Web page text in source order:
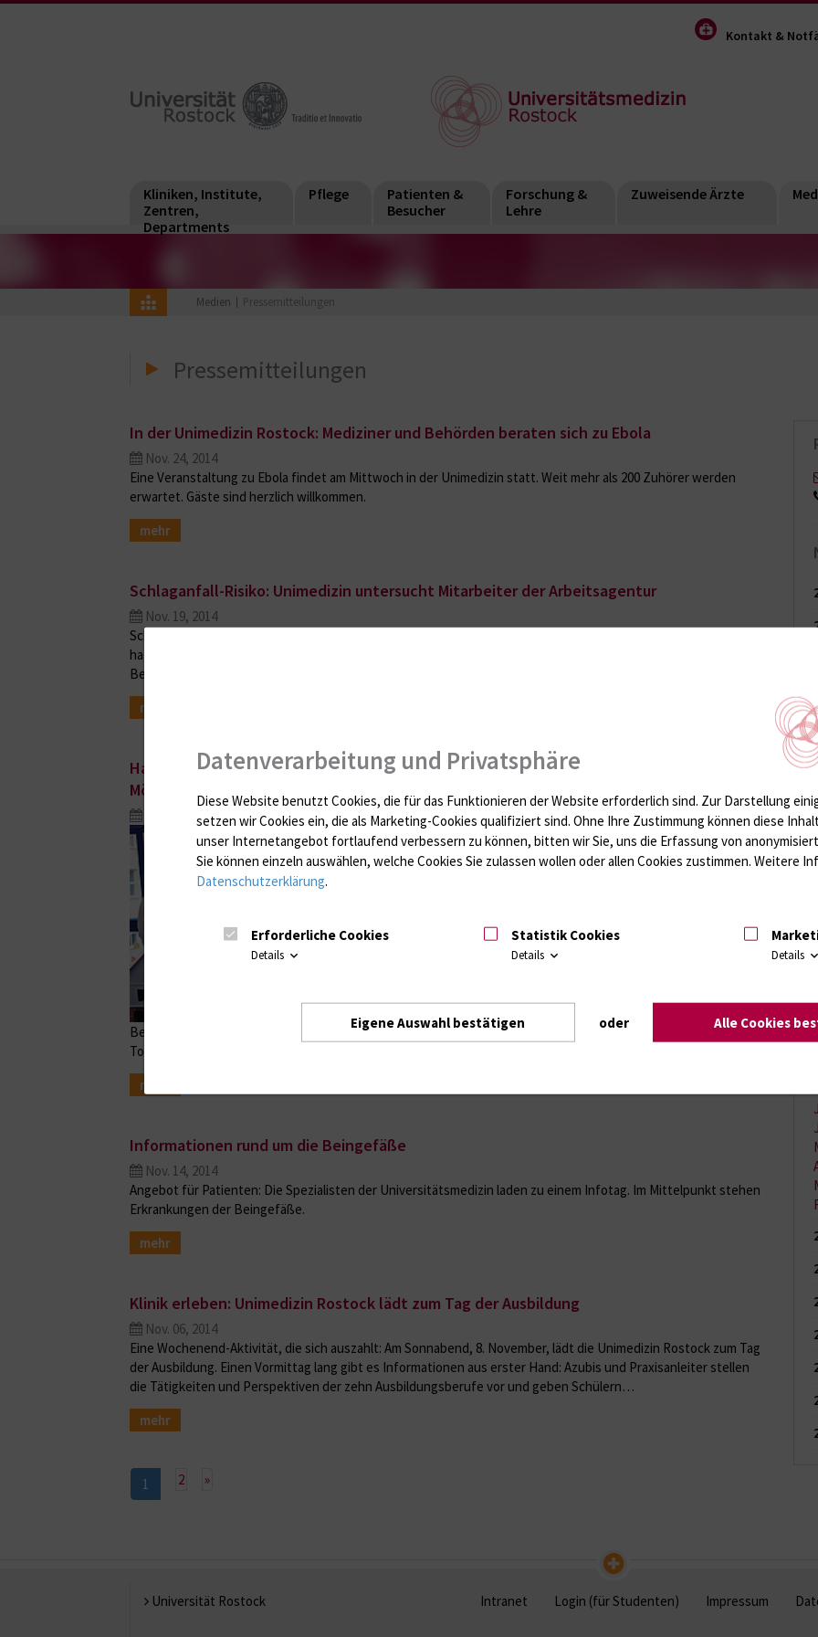
Kontakt &
Kliniken, Institute,
Zentren,
Departments
Pflege
Patienten &
Besucher
Forschung &
Lehre
Zuweisende Ärzte
Medien Pressemitteilungen
Pressemitteilungen
In der Unimedizin Rostock: Mediziner und Behörden beraten sich zu Ebola
Nov. 24, 2014
Eine Veranstaltung zu Ebola findet am Mittwoch in der Unimedizin statt. Weit mehr als 200 Zuhörer werden
erwartet. Gäste sind herzlich willkommen.
mehr
Schlaganfall-Risiko: Unimedizin untersucht Mitarbeiter der Arbeitsagentur
Nov. 19, 2014
Schlaganfall-Prävention im Zehn-Minuten-Takt: Für eine Gesundheitsaktion in der Rostocker Agentur für Arbeit
hat eine medizinisch-technische Assistentin der Universitätsmedizin gestern (19.11.) mehr als 50 Mitarbeiter der
Behörde untersucht. Per Ultraschall prüfte Antonia Frenzel die Halsgefäße der…
mehr
Hanse Tour Sonnenschein: Ministerpräsident überreicht 120 000 Euro für „Mike
Möwenherz“
Nov. 17, 2014
Besuch aus Schwerin in der Kinderklinik: Erwin Sellering übergab den Spendenerlös aus der diesjährigen Hanse
Tour Sonnenschein. Das Geld fließt in die ambulante Palliativversorgung kranker Kinder.
mehr
Informationen rund um die Beingefäße
Nov. 14, 2014
Angebot für Patienten: Die Spezialisten der Universitätsmedizin laden zu einem Infotag. Im Mittelpunkt stehen
Erkrankungen der Beingefäße.
mehr
Klinik erleben: Unimedizin Rostock lädt zum Tag der Ausbildung
Nov. 06, 2014
Eine Wochenend-Aktivität, die sich auszahlt: Am Sonnabend, 8. November, lädt die Unimedizin Rostock zum Tag
der Ausbildung. Einen Vormittag lang gibt es Informationen aus erster Hand: Azubis und Praxisanleiter stellen
die Tätigkeiten und Perspektiven der zehn Ausbildungsberufe vor und geben Schülern…
mehr
1 2 »Nächste
Universität Rostock Intranet Login (für Studenten) Impressum
Datenverarbeitung und Privatsphäre
Diese Website benutzt Cookies, die für das Funktionieren der Website erforderlich sind. Zur Darstellung
setzen wir Cookies ein, die als Marketing-Cookies qualifiziert sind. Ohne Ihre Zustimmung können diese
unser Internetangebot fortlaufend verbessern zu können, bitten wir Sie, uns die Erfassung von
Sie können einzeln auswählen, welche Cookies Sie zulassen wollen oder allen Cookies zustimmen. Weitere
Datenschutzerklärung.
Erforderliche Cookies
Details
Statistik Cookies
Details Details
Eigene Auswahl bestätigen oder Alle Cookies